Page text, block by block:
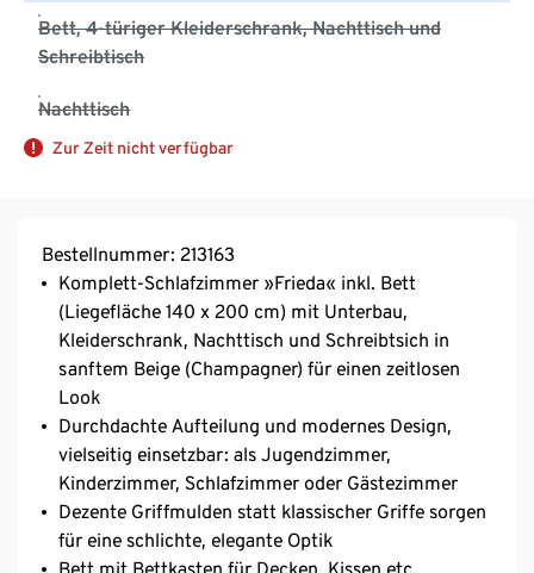
Bett, 4-türiger Kleiderschrank, Nachttisch und
Schreibtisch
Nachttisch
Zur Zeit nicht verfügbar
Bestellnummer: 213163
Komplett-Schlafzimmer »Frieda« inkl. Bett
(Liegefläche 140 x 200 cm) mit Unterbau,
Kleiderschrank, Nachttisch und Schreibtsich in
sanftem Beige (Champagner) für einen zeitlosen
Look
Durchdachte Aufteilung und modernes Design,
vielseitig einsetzbar: als Jugendzimmer,
Kinderzimmer, Schlafzimmer oder Gästezimmer
Dezente Griffmulden statt klassischer Griffe sorgen
für eine schlichte, elegante Optik